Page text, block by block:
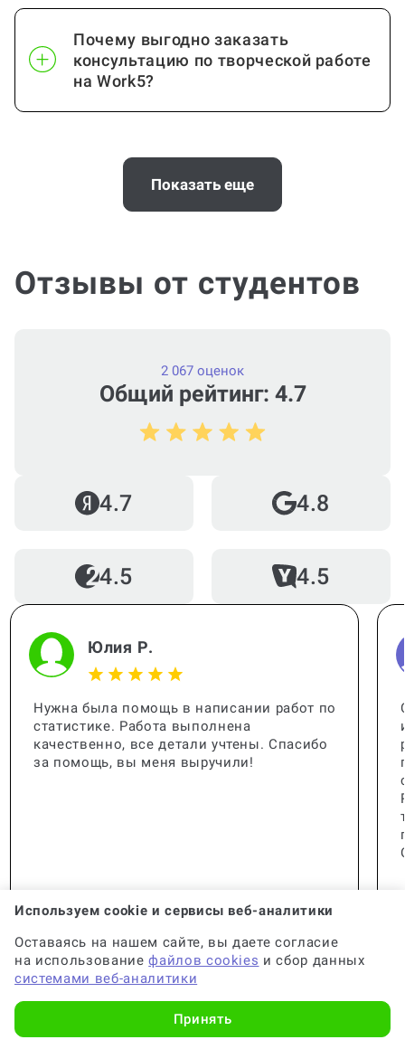
Почему выгодно заказать
консультацию по творческой работе
на Work5?
Когда и как нужно оплачивать
Показать еще
Отзывы от студентов
Общий рейтинг: 4.7
2 067 оценок
4.7 4.8
4.5 4.5
Юлия Р.
Нужна была помощь в написании работ по
статистике. Работа выполнена
качественно, все детали учтены. Спасибо
за помощь, вы меня выручили!
Используем cookie и сервисы веб-аналитики
Оставаясь на нашем сайте, вы даете согласие
на использованиефайлов cookies и сбор данных
системами веб-аналитики
Принять